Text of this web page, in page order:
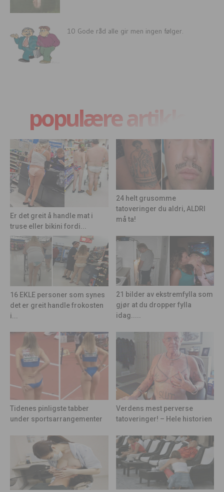
10 Gode råd alle gir men ingen følger.
populære artikler
Er det greit å handle mat i
truse eller bikini fordi...
24 helt grusomme
tatoveringer du aldri, ALDRI
må ta!
16 EKLE personer som synes
det er greit handle frokosten
i...
21 bilder av ekstremfylla som
gjør at du dropper fylla
idag.....
Tidenes pinligste tabber
under sportsarrangementer
Verdens mest perverse
tatoveringer! – Hele historien